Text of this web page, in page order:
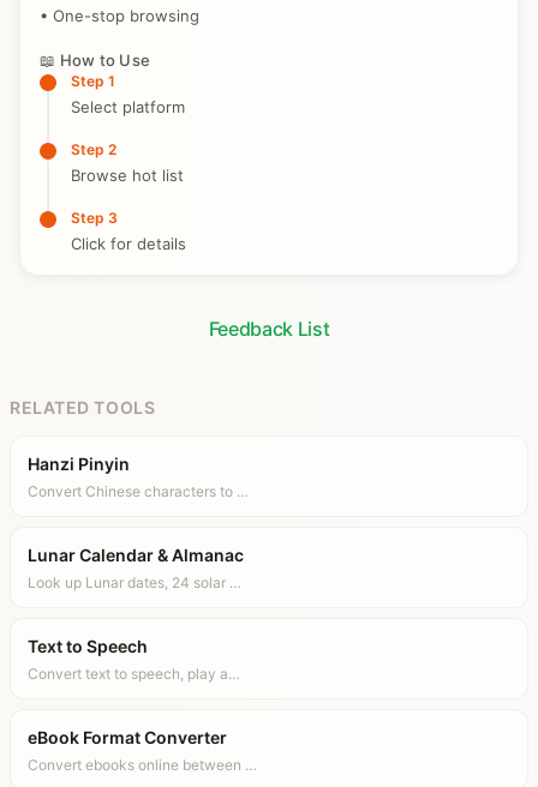
• One-stop browsing
📖 How to Use
Step 1
Select platform
Step 2
Browse hot list
Step 3
Click for details
Feedback List
RELATED TOOLS
Hanzi Pinyin
Convert Chinese characters to …
Lunar Calendar & Almanac
Look up Lunar dates, 24 solar …
Text to Speech
Convert text to speech, play a…
eBook Format Converter
Convert ebooks online between …